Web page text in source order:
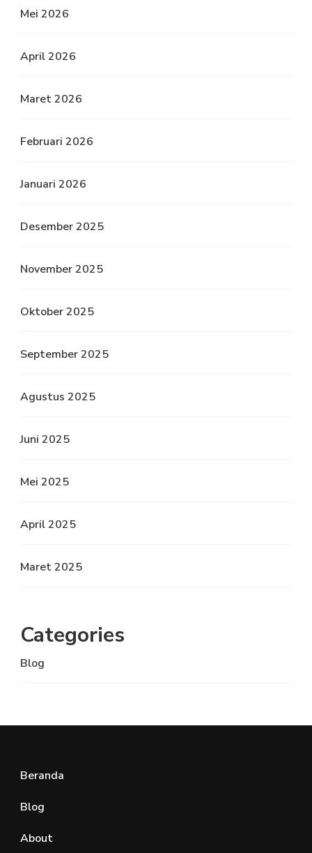
Mei 2026
April 2026
Maret 2026
Februari 2026
Januari 2026
Desember 2025
November 2025
Oktober 2025
September 2025
Agustus 2025
Juni 2025
Mei 2025
April 2025
Maret 2025
Categories
Blog
Beranda
Blog
About